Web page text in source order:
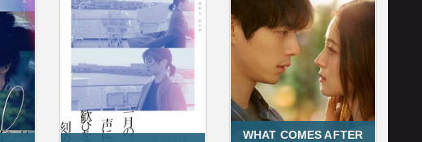
WHAT COMES AFTER